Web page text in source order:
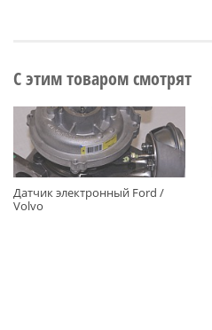
С этим товаром смотрят
Датчик электронный Ford /
Volvo